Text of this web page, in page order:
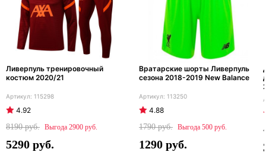
Ливерпуль тренировочный
костюм 2020/21
115298
4.92
8190
2900
5290
Вратарские шорты Ливерпуль
сезона 2018-2019 New Balance
113250
4.88
1790
500
1290